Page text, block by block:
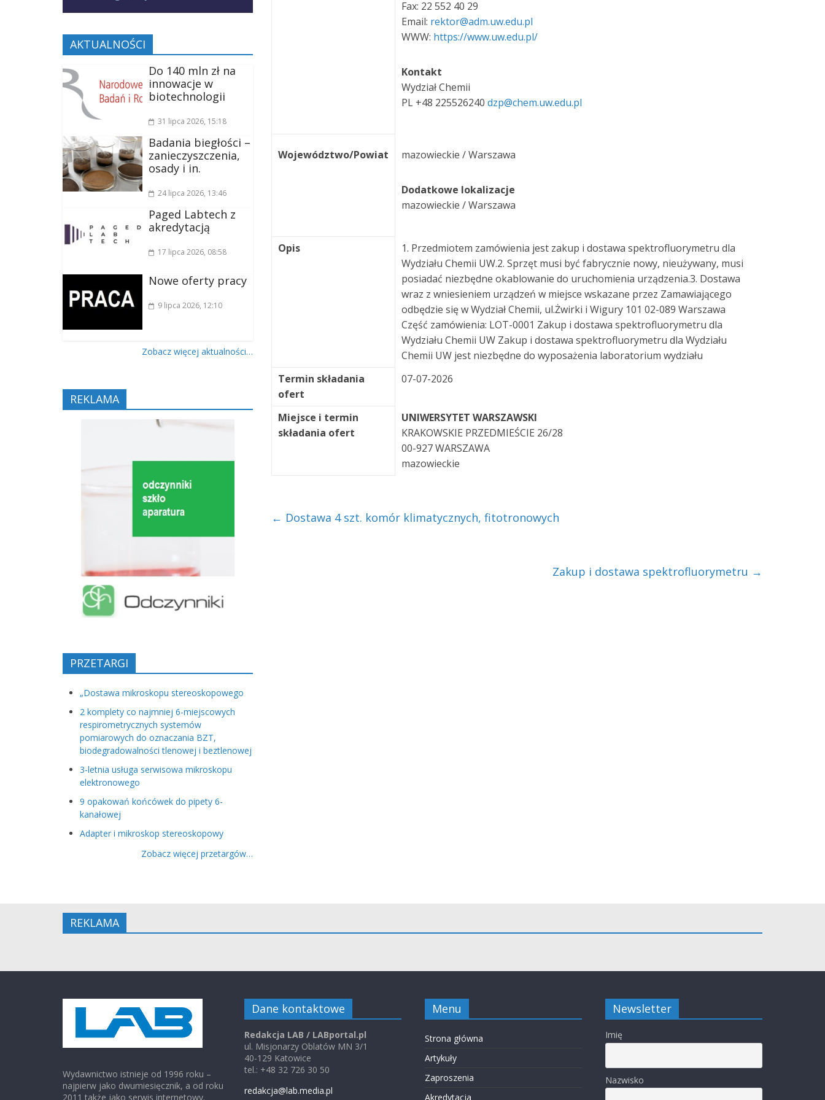
Fax: 22 552 40 29
Email: rektor@adm.uw.edu.pl
WWW: https://www.uw.edu.pl/
Kontakt
Wydział Chemii
PL +48 225526240 dzp@chem.uw.edu.pl
Województwo/Powiat mazowieckie / Warszawa
Dodatkowe lokalizacje
mazowieckie / Warszawa
Opis
1. Przedmiotem zamówienia jest zakup i dostawa spektrofluorymetru dla
Wydziału Chemii UW.2. Sprzęt musi być fabrycznie nowy, nieużywany, musi
posiadać niezbędne okablowanie do uruchomienia urządzenia.3. Dostawa
wraz z wniesieniem urządzeń w miejsce wskazane przez Zamawiającego
odbędzie się w Wydział Chemii, ul.Żwirki i Wigury 101 02-089 Warszawa
Część zamówienia: LOT-0001 Zakup i dostawa spektrofluorymetru dla
Wydziału Chemii UW Zakup i dostawa spektrofluorymetru dla Wydziału
Chemii UW jest niezbędne do wyposażenia laboratorium wydziału
Termin składania
ofert
07-07-2026
Miejsce i termin
składania ofert
UNIWERSYTET WARSZAWSKI
KRAKOWSKIE PRZEDMIEŚCIE 26/28
00-927 WARSZAWA
mazowieckie
← Dostawa 4 szt. komór klimatycznych, fitotronowych
Zakup i dostawa spektrofluorymetru →
AKTUALNOŚCI
Do 140 mln zł na
innowacje w
biotechnologii
31 lipca 2026, 15:18
Badania biegłości –
zanieczyszczenia,
osady i in.
24 lipca 2026, 13:46
Paged Labtech z
akredytacją
17 lipca 2026, 08:58
Nowe oferty pracy
9 lipca 2026, 12:10
Zobacz więcej aktualności…
REKLAMA
PRZETARGI
„Dostawa mikroskopu stereoskopowego
2 komplety co najmniej 6-miejscowych
respirometrycznych systemów
pomiarowych do oznaczania BZT,
biodegradowalności tlenowej i beztlenowej
3-letnia usługa serwisowa mikroskopu
elektronowego
9 opakowań końcówek do pipety 6-
kanałowej
Adapter i mikroskop stereoskopowy
Zobacz więcej przetargów…
REKLAMA
Wydawnictwo istnieje od 1996 roku –
najpierw jako dwumiesięcznik, a od roku
2011 także jako serwis internetowy.
Dane kontaktowe
Redakcja LAB / LABportal.pl
ul. Misjonarzy Oblatów MN 3/1
40-129 Katowice
tel.: +48 32 726 30 50
redakcja@lab.media.pl
Menu
Strona główna
Artykuły
Zaproszenia
Akredytacja
Newsletter
Imię
Nazwisko